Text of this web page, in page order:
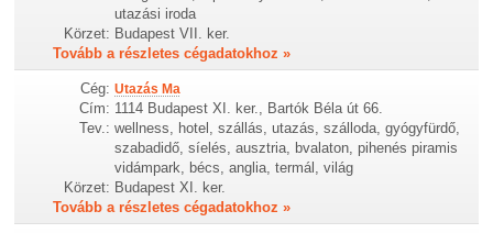
utazási iroda
Körzet: Budapest VII. ker.
Tovább a részletes cégadatokhoz »
Cég: Utazás Ma
Cím: 1114 Budapest XI. ker., Bartók Béla út 66.
Tev.: wellness, hotel, szállás, utazás, szálloda, gyógyfürdő,
szabadidő, síelés, ausztria, bvalaton, pihenés piramis
vidámpark, bécs, anglia, termál, világ
Körzet: Budapest XI. ker.
Tovább a részletes cégadatokhoz »